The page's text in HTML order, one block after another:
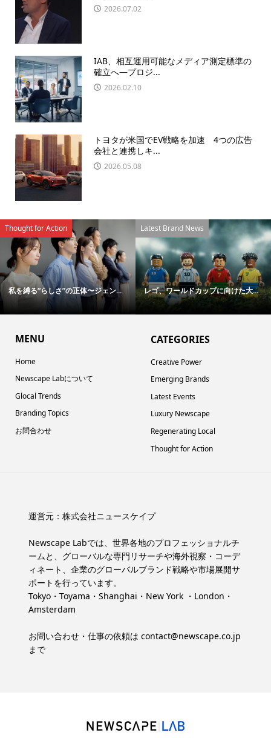
2026.07.02
IAB、相互運用可能なメディア測定標準の
確立へ—プロジ...
2026.02.10
トヨタが米国でEV戦略を加速 4つの広告
会社と連携しキ...
2026.05.08
Thought for Action
私を縛る“らしさ”の正体〜ジェン...
Latest Brand News
レゴ、ワールドカップに向けた大...
MENU
Home
Newscape Labについて
Glocal Trends
Branding Topics
お問合わせ
CATEGORIES
Creative Power
Emerging Brands
Latest Events
Luxury Newscape
Regenerating Local
Thought for Action
運営元： 株式会社ニュースケイプ
Newscape Labでは、世界各地のプロフェッショナルチ
ームと、グローバルな専門リサーチや海外視察・コーデ
ィネート、企業のグローバルブランド戦略や市場展開サ
ポートを行っています。
Tokyo・Toyama・Shanghai・New York ・London・
Amsterdam
お問い合わせ・仕事の依頼は contact@newscape.co.jp
まで